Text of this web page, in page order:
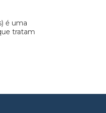
é uma
tratam